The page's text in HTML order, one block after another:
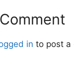
in to post a